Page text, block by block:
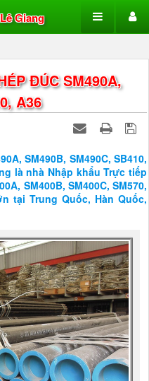
Giang
ĐÚC SM490A,
A36
SM490B, SM490C, SB410,
là nhà Nhập khẩu Trực tiếp
SM400B, SM400C, SM570,
tại Trung Quốc, Hàn Quốc,